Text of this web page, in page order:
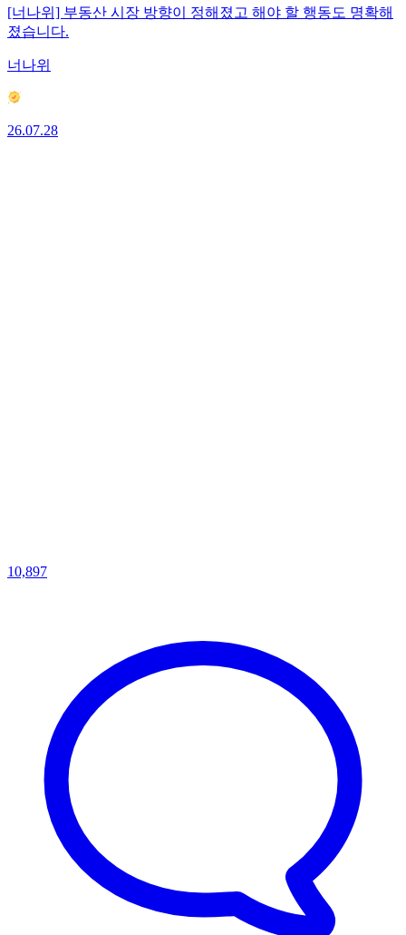
[너나위] 부동산 시장 방향이 정해졌고 해야 할 행동도 명확해
졌습니다.
너나위
26.07.28
10,897